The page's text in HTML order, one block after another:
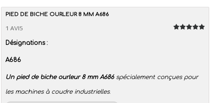
PIED DE BICHE OURLEUR 8 MM A686
1 AVIS
Désignations :
A686
Un pied de biche ourleur 8 mm A686spécialement conçues pour
les machines à coudre industrielles.